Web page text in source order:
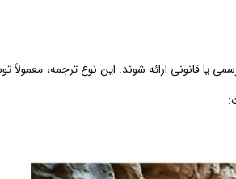
یا قانونی ارائه شوند. این نوع ترجمه،